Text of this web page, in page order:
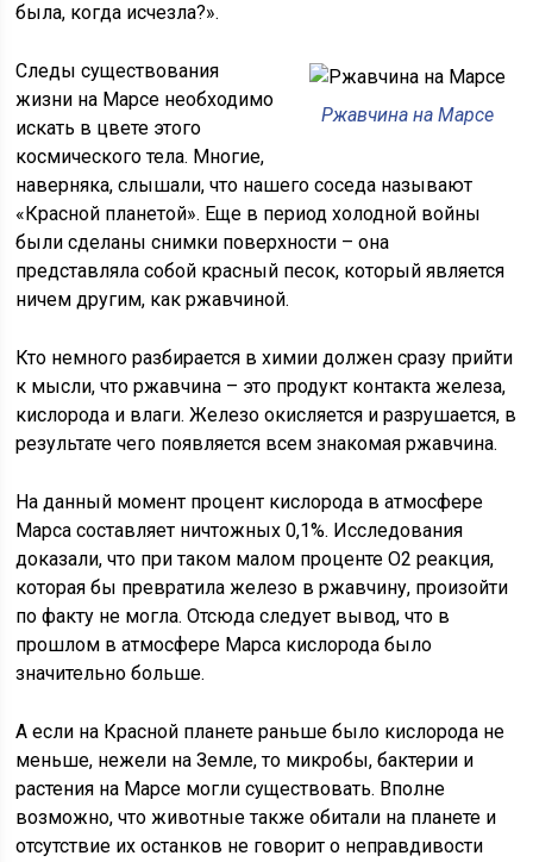
была, когда исчезла?».
Ржавчина на Марсе
Следы существования
жизни на Марсе необходимо
искать в цвете этого
космического тела. Многие,
наверняка, слышали, что нашего соседа называют
«Красной планетой». Еще в период холодной войны
были сделаны снимки поверхности – она
представляла собой красный песок, который является
ничем другим, как ржавчиной.
Кто немного разбирается в химии должен сразу прийти
к мысли, что ржавчина – это продукт контакта железа,
кислорода и влаги. Железо окисляется и разрушается, в
результате чего появляется всем знакомая ржавчина.
На данный момент процент кислорода в атмосфере
Марса составляет ничтожных 0,1%. Исследования
доказали, что при таком малом проценте O2 реакция,
которая бы превратила железо в ржавчину, произойти
по факту не могла. Отсюда следует вывод, что в
прошлом в атмосфере Марса кислорода было
значительно больше.
А если на Красной планете раньше было кислорода не
меньше, нежели на Земле, то микробы, бактерии и
растения на Марсе могли существовать. Вполне
возможно, что животные также обитали на планете и
отсутствие их останков не говорит о неправдивости